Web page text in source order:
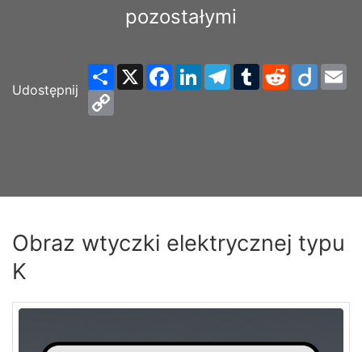
pozostałymi
Udostępnij
ShareX Facebook
LinkedInTelegram
TumblrRedditDiigo
Obraz wtyczki elektrycznej typu
K